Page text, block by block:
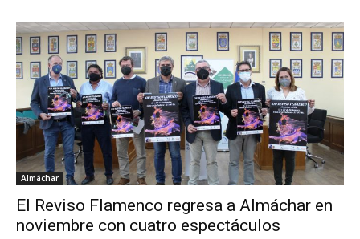
Almáchar
El Reviso Flamenco regresa a Almáchar en
noviembre con cuatro espectáculos